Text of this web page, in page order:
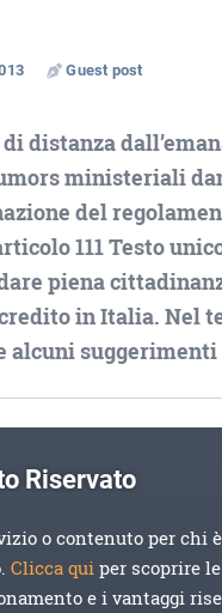
Guest post
distanza
ministeriali
del
111 Testo
piena
in Italia. Nel
alcuni
Riservato
o contenuto per chi è
Clicca quiper scoprire le
e i vantaggi